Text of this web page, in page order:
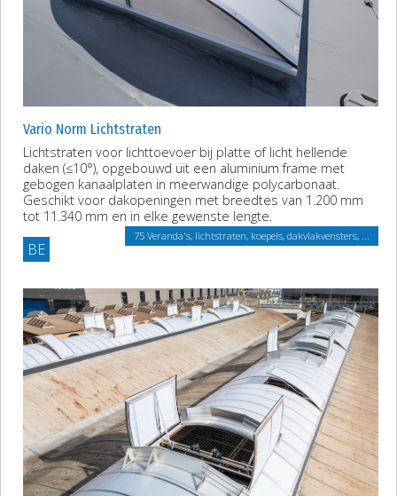
Vario Norm Lichtstraten
Lichtstraten voor lichttoevoer bij platte of licht hellende
daken (≤10°), opgebouwd uit een aluminium frame met
gebogen kanaalplaten in meerwandige polycarbonaat.
Geschikt voor dakopeningen met breedtes van 1.200 mm
tot 11.340 mm en in elke gewenste lengte.
BE
75 Veranda's, lichtstraten, koepels, dakvlakvensters, ...